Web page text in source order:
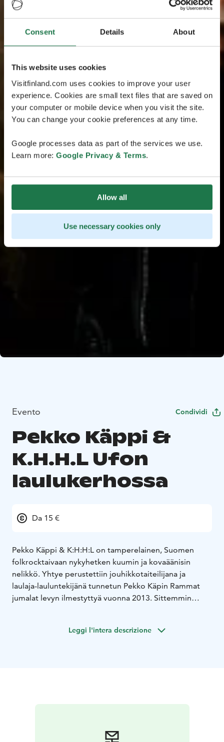
Consent Details About
This website uses cookies
Visitfinland.com uses cookies to improve your user
experience. Cookies are small text files that are saved on
your computer or mobile device when you visit the site.
You can change your cookie preferences at any time.
Google processes data as part of the services we use.
Learn more: Google Privacy & Terms.
Allow all
Use necessary cookies only
Evento Condividi
Pekko Käppi &
K.H.H.L Ufon
laulukerhossa
Da 15 €
Pekko Käppi & K:H:H:L on tamperelainen, Suomen
folkrocktaivaan nykyhetken kuumin ja kovaäänisin
nelikkö. Yhtye perustettiin jouhikkotaiteilijana ja
laulaja-lauluntekijänä tunnetun Pekko Käpin Rammat
jumalat levyn ilmestyttyä vuonna 2013. Sittemmin
Arvostettu englantilainen musiikkijulkaisu kuvaili
helposti jopa hypnoottisesti, kun kepeän hengittävästi
Leggi l'intera descrizione